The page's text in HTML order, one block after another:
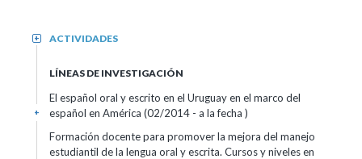
ACTIVIDADES
+
LÍNEAS DE INVESTIGACIÓN
El español oral y escrito en el Uruguay en el marco del
español en América (02/2014 - a la fecha )
+
Formación docente para promover la mejora del manejo
estudiantil de la lengua oral y escrita. Cursos y niveles en